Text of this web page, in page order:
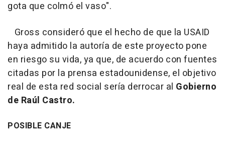
gota que colmó el vaso".
Gross consideró que el hecho de que la USAID
haya admitido la autoría de este proyecto pone
en riesgo su vida, ya que, de acuerdo con fuentes
citadas por la prensa estadounidense, el objetivo
real de esta red social sería derrocar al Gobierno
de Raúl Castro.
POSIBLE CANJE